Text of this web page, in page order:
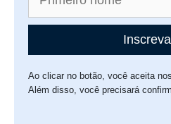
Ao clicar no botão, você aceita
Além disso, você precisará